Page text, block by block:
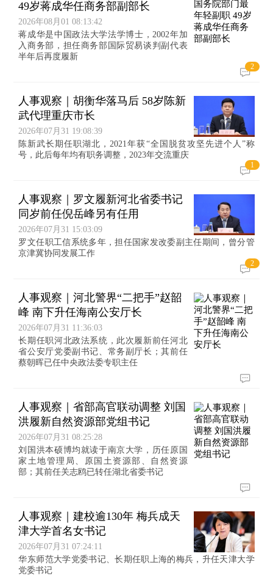
49岁蒋成华任商务部副部长
2026年08月01 08:13:42
蒋成华是中国政法大学法学博士，2002年加
入商务部，担任商务部国际贸易谈判副代表
半年后再度履新
2
人事观察｜胡衡华落马后 58岁陈新
武代理重庆市长
2026年07月31 19:08:39
陈新武长期任职湖北，2021年获“全国脱贫攻坚先进个人”称
号，此后每年均有职务调整，2023年交流重庆
1
人事观察｜罗文履新河北省委书记
同岁前任倪岳峰另有任用
2026年07月31 15:03:09
罗文任职工信系统多年，担任国家发改委副主任期间，曾分管
京津冀协同发展工作
2
人事观察｜河北警界“二把手”赵韶
峰 南下升任海南公安厅长
2026年07月31 11:36:03
长期任职河北政法系统，此次履新前任河北
省公安厅党委副书记、常务副厅长；其前任
蔡朝晖已任中央政法委专职主任
人事观察｜省部高官联动调整 刘国
洪履新自然资源部党组书记
2026年07月31 08:25:28
刘国洪本硕博均就读于南京大学，历任原国
家土地管理局、原国土资源部、自然资源
部；其前任关志鸥已转任湖北省委书记
人事观察｜建校逾130年 梅兵成天
津大学首名女书记
2026年07月31 07:24:11
华东师范大学党委书记、长期任职上海的梅兵，升任天津大学
党委书记